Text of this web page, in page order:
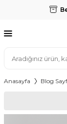
Anasayfa Blog